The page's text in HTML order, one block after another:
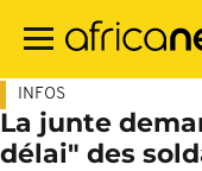
contenu
INFOS
La junte
délai" des